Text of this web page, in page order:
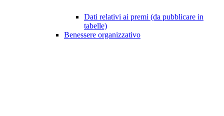
Dati relativi ai premi (da pubblicare in
tabelle)
Benessere organizzativo